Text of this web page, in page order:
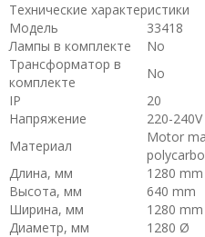
Технические характеристики
Модель
33418
Лампы в комплекте
No
Трансформатор в
комплекте
No
IP
20
Напряжение
220-240V
Материал
Motor
Длина, мм
1280 mm
Высота, мм
640 mm
Ширина, мм
1280 mm
Диаметр, мм
1280 Ø